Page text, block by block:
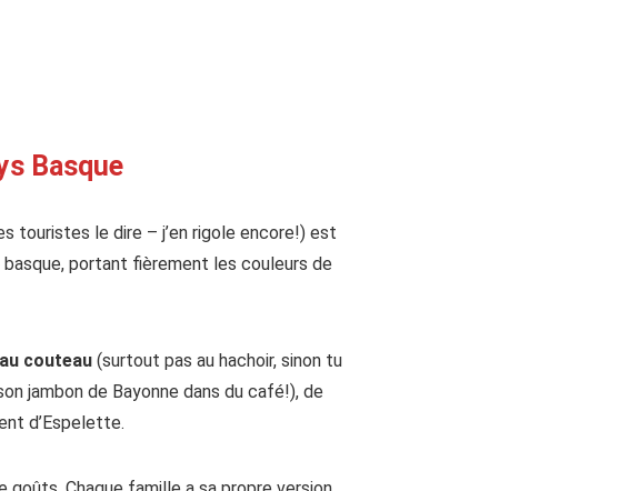
Basque
touristes le dire – j’en rigole encore!) est
portant fièrement les couleurs de
couteau (surtout pas au hachoir, sinon tu
jambon de Bayonne dans du café!), de
d’Espelette.